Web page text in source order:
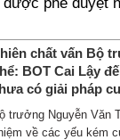
chất vấn Bộ
BOT Cai Lậy
có giải pháp
trưởng Nguyễn Văn
về các yếu kém